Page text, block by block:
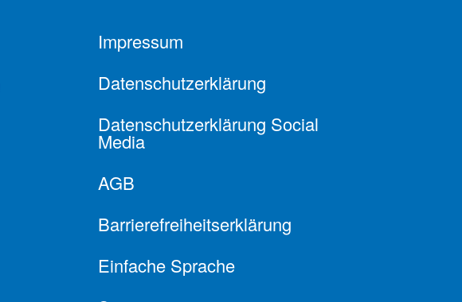
Impressum
Datenschutzerklärung
Datenschutzerklärung Social
Media
AGB
Barrierefreiheitserklärung
Einfache Sprache